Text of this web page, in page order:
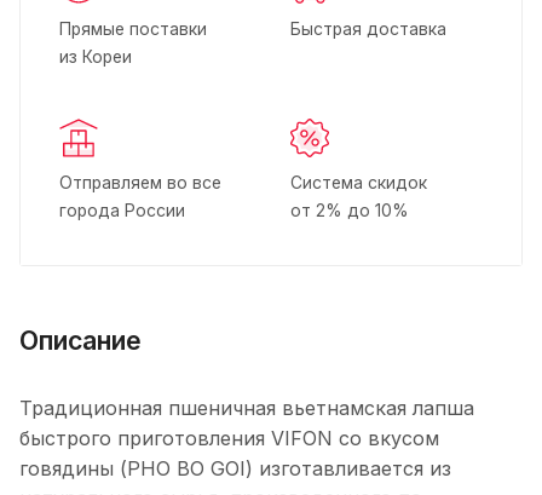
Прямые поставки
из Кореи
Быстрая доставка
Отправляем во все
города России
Система скидок
от 2% до 10%
Описание
Традиционная пшеничная вьетнамская лапша
быстрого приготовления VIFON со вкусом
говядины (PHO BO GOI) изготавливается из